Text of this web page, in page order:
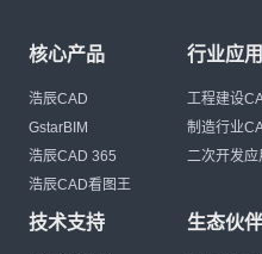
核心产品
浩辰CAD
GstarBIM
浩辰CAD 365
浩辰CAD看图王
行业应用
工程建设
制造行业
二次开发应
技术支持 生态伙伴